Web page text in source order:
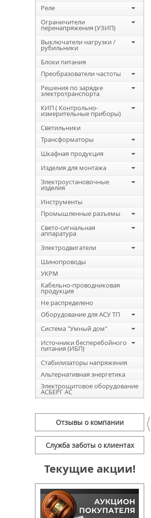
Реле
Ограничители
перенапряжения (УЗИП)
Выключатели нагрузки /
рубильники
Блоки питания
Преобразователи частоты
Решения по зарядке
электротранспорта
КИП ( Контрольно-
измерительные приборы)
Светильники
Трансформаторы
Шкафная продукция
Изделия для монтажа
Электроустановочные
изделия
Инструменты
Промышленные разъемы
Свето-сигнальная
аппаратура
Электродвигатели
Шинопроводы
УКРМ
Кабельно-проводниковая
продукция
Не распределено
Оборудование для АСУ ТП
Система "Умный дом"
Источники бесперебойного
питания (ИБП)
Стабилизаторы напряжения
Альтернативная энергетика
Электрощитовое оборудование
АСБЕРГ АС
Отзывы о компании
Служба заботы о клиентах
Текущие акции!
⟨